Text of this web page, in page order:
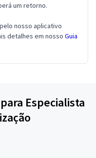
um retorno.
nosso aplicativo
detalhes em nosso Guia
Especialista